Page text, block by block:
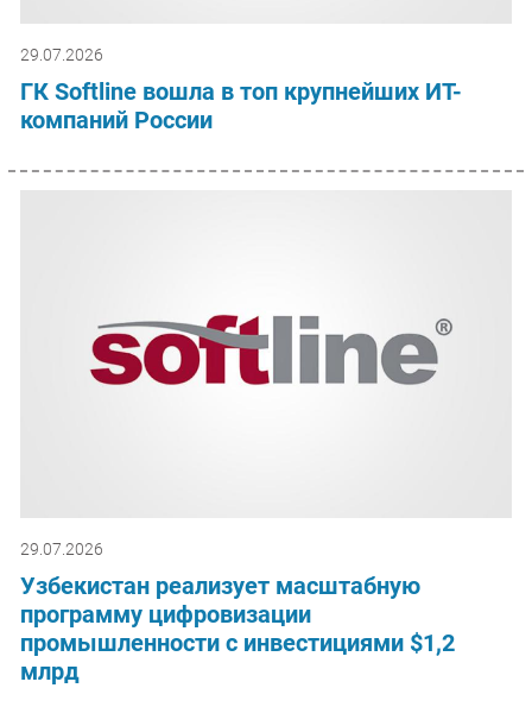
29.07.2026
ГК Softline вошла в топ крупнейших ИТ-
компаний России
29.07.2026
Узбекистан реализует масштабную
программу цифровизации
промышленности с инвестициями $1,2
млрд